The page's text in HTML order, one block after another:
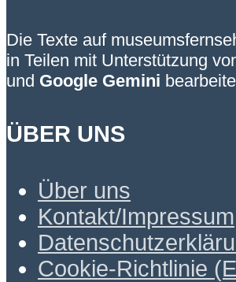
Die Texte auf
in Teilen mit Unterstützung
und Google Gemini
ÜBER UNS
Über uns
Kontakt/Impressum
Cookie-Richtlinie